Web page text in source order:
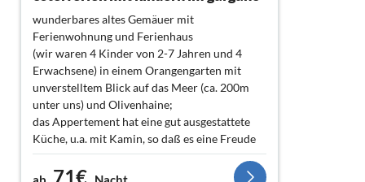
wunderbares altes Gemäuer mit
Ferienwohnung und Ferienhaus
(wir waren 4 Kinder von 2-7 Jahren und 4
Erwachsene) in einem Orangengarten mit
unverstelltem Blick auf das Meer (ca. 200m
unter uns) und Olivenhaine;
das Appertement hat eine gut ausgestattete
Küche, u.a. mit Kamin, so daß es eine Freude
ist, auf dem Markt im fünfzehn Autominuten
entfernten Vico del Gargano erwobene
71€